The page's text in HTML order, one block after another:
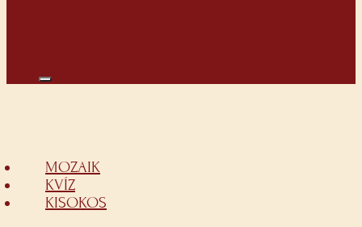
MOZAIK
KVÍZ
KISOKOS